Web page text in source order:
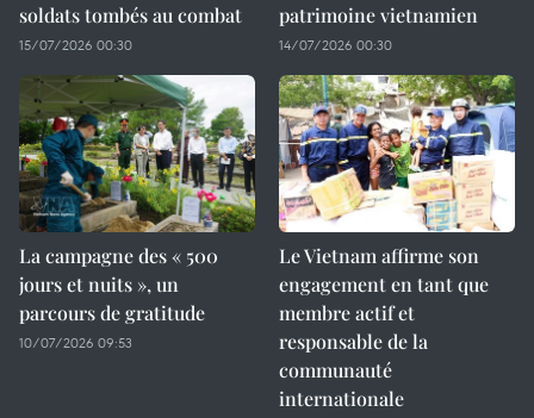
soldats tombés au combat
15/07/2026 00:30
patrimoine vietnamien
14/07/2026 00:30
La campagne des « 500
jours et nuits », un
parcours de gratitude
10/07/2026 09:53
Le Vietnam affirme son
engagement en tant que
membre actif et
responsable de la
communauté
internationale